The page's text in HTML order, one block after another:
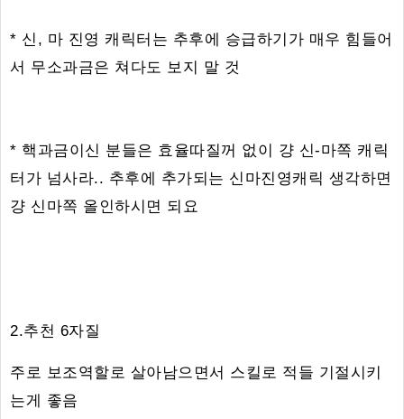
* 신, 마 진영 캐릭터는 추후에 승급하기가 매우 힘들어
서 무소과금은 쳐다도 보지 말 것
* 핵과금이신 분들은 효율따질꺼 없이 걍 신-마쪽 캐릭
터가 넘사라.. 추후에 추가되는 신마진영캐릭 생각하면
걍 신마쪽 올인하시면 되요
2.추천 6자질
주로 보조역할로 살아남으면서 스킬로 적들 기절시키
는게 좋음